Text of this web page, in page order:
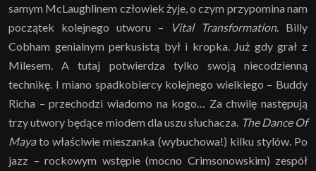
samym McLaughlinem człowiek żyje, o czym przypomina nam
początek kolejnego utworu –
Vital Transformation. Billy
Cobham genialnym perkusistą był i kropka. Już gdy grał z
Milesem. A tutaj potwierdza tylko swoją niecodzienną
technikę. I miano spadkobiercy kolejnego wielkiego – Buddy
Richa – przechodzi wiadomo na kogo… Za chwilę następują
trzy utwory będące miodem dla uszu słuchacza. The Dance Of
Mayato właściwie mieszanka (wybuchowa!) kilku stylów. Po
jazz – rockowym wstępie (mocno Crimsonowskim) zespół